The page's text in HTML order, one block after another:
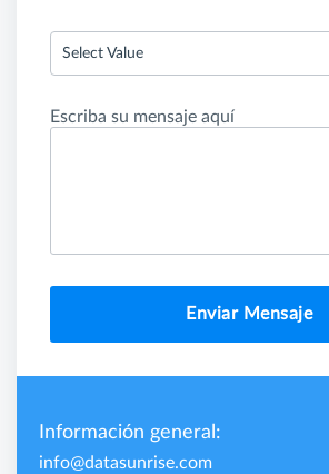
Select Value
Escriba su mensaje aquí
Enviar Mensaje
Información general:
info@datasunrise.com